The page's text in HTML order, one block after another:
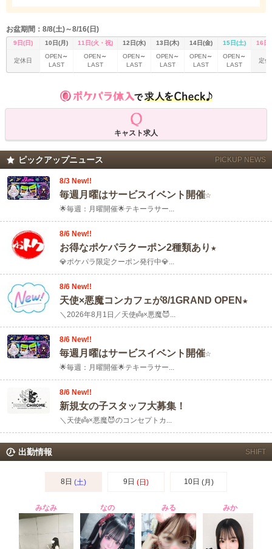
お盆期間：8/8(土)～8/16(日)
9日(日) 10日(月) 11日(火・祝) 12日(水) 13日(木) 14日(金) 15日(土) 16日
定休日
OPEN～
LAST
OPEN～
LAST
OPEN～
LAST
OPEN～
LAST
OPEN～
LAST
OPEN～
LAST
定休
キャスト求人
ピックアップニュース PICKUP NEWS
8/3 New!!
毎週月曜はサービスイベント開催☆
🌟毎週：月曜開催🌟テキーラサー...
8/6 New!!
お得なポケパラクーポン2種類あり★
💎ポケパラ限定クーポン発行中💎...
8/6 New!!
天使×悪魔コンカフェが8/1GRAND OPEN★
＼2026年8月1日／天使👼×悪魔😈...
8/6 New!!
毎週月曜はサービスイベント開催☆
🌟毎週：月曜開催🌟テキーラサー...
8/6 New!!
新規女の子スタッフ大募集！
＼天使👼×悪魔😈のコンセプトカ...
出勤情報 SHIFT
8日 (土) 9日 (日) 10日 (月)
みなみ なの みる みか